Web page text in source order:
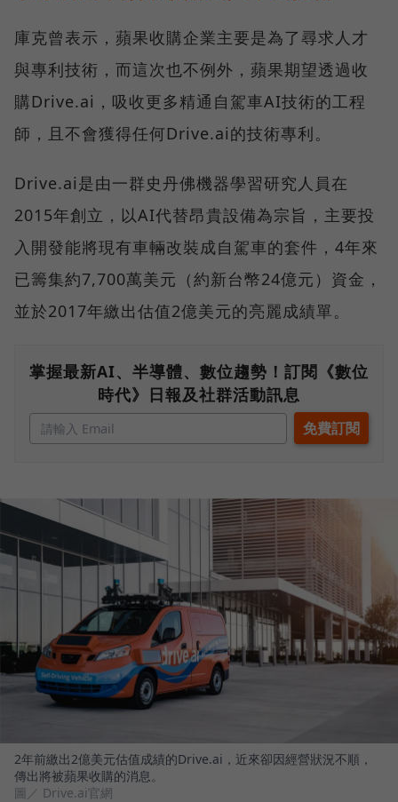
庫克曾表示，蘋果收購企業主要是為了尋求人才
與專利技術，而這次也不例外，蘋果期望透過收
購Drive.ai，吸收更多精通自駕車AI技術的工程
師，且不會獲得任何Drive.ai的技術專利。
Drive.ai是由一群史丹佛機器學習研究人員在
2015年創立，以AI代替昂貴設備為宗旨，主要投
入開發能將現有車輛改裝成自駕車的套件，4年來
已籌集約7,700萬美元（約新台幣24億元）資金，
並於2017年繳出估值2億美元的亮麗成績單。
掌握最新AI、半導體、數位趨勢！訂閱《數位
時代》日報及社群活動訊息
2年前繳出2億美元估值成績的Drive.ai，近來卻因經營狀況不順，
傳出將被蘋果收購的消息。
圖／ Drive.ai官網